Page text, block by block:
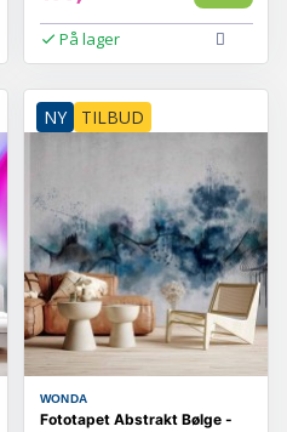
På lager
NY TILBUD
WONDA
Fototapet Abstrakt Bølge -